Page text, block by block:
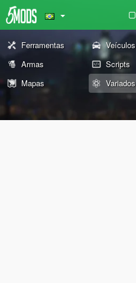
Ferramentas Veículos
Armas
Scripts
Mapas
Variados